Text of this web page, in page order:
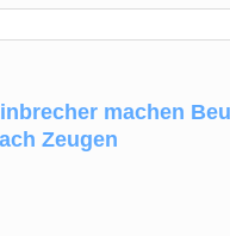
machen
Zeugen